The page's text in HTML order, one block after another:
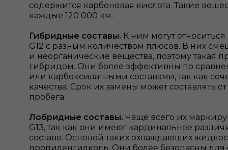
содержится карбоновая кислота. Такие
каждые 120 000 км.
Гибридные составы. К ним могут
G12 с разным количеством плюсов. В них
и неорганические вещества, поэтому такая
гибридом. Они более эффективны по
или карбоксилатными составами, так как
качества. Срок их замены может составлять
пробега.
Лобридные составы. Чаще всего их
G13, так как они имеют кардинальное
составе. Основой таких охлаждающих
пропиленгилколь. Они более безопасны для